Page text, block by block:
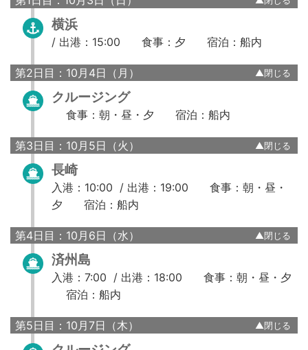
横浜
/ 出港：15:00 食事：夕 宿泊：船内
第2日目：10月4日（月）
クルージング
食事：朝・昼・夕 宿泊：船内
第3日目：10月5日（火）
長崎
入港：10:00 / 出港：19:00
食事：朝・昼・
夕
宿泊：船内
第4日目：10月6日（水）
済州島
入港：7:00 / 出港：18:00
食事：朝・昼・夕
宿泊：船内
第5日目：10月7日（木）